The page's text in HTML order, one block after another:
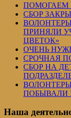
ПОМОГАЕМ
СБОР
ПРИНЯЛИ
ЦВЕТОК»
ОЧЕНЬ
СРОЧНАЯ
СБОР НА
ПОБЫВАЛИ
Наша